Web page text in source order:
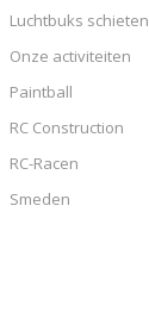
Luchtbuks schieten
Onze activiteiten
Paintball
RC Construction
RC-Racen
Smeden